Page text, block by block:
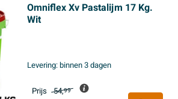
Omniflex Xv Pastalijm 17 Kg.
Wit
Levering:binnen 3 dagen
Prijs 54,99